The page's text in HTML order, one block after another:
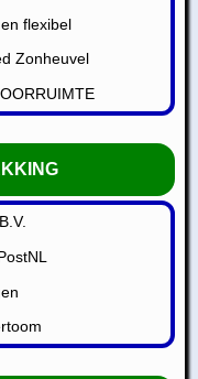
flexibel
Zonheuvel